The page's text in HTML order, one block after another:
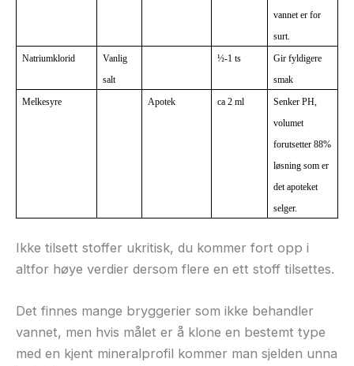
vannet er for
surt.
Natriumklorid
Vanlig
salt
½-1 ts
Gir fyldigere
smak
Melkesyre
Apotek ca 2 ml
Senker PH,
volumet
forutsetter 88%
løsning som er
det apoteket
selger.
Ikke tilsett stoffer ukritisk, du kommer fort opp i
altfor høye verdier dersom flere en ett stoff tilsettes.
Det finnes mange bryggerier som ikke behandler
vannet, men hvis målet er å klone en bestemt type
med en kjent mineralprofil kommer man sjelden unna